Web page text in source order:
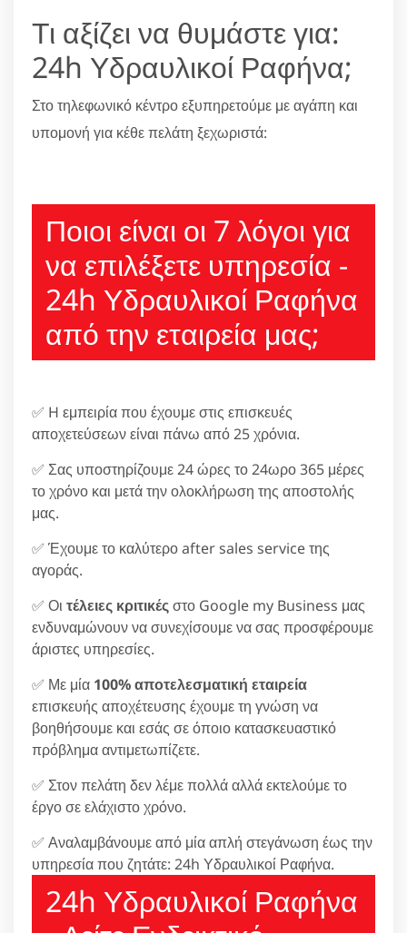
Τι αξίζει να θυμάστε για:
24h Υδραυλικοί Ραφήνα;
Στο τηλεφωνικό κέντρο εξυπηρετούμε με αγάπη και
υπομονή για κέθε πελάτη ξεχωριστά:
Ποιοι είναι οι 7 λόγοι για
να επιλέξετε υπηρεσία -
24h Υδραυλικοί Ραφήνα
από την εταιρεία μας;
✅ H εμπειρία που έχουμε στις επισκευές
αποχετεύσεων είναι πάνω από 25 χρόνια.
✅ Σας υποστηρίζουμε 24 ώρες το 24ωρο 365 μέρες
το χρόνο και μετά την ολοκλήρωση της αποστολής
μας.
✅ Έχουμε το καλύτερο after sales service της
αγοράς.
✅ Οι τέλειες κριτικέςστο Google my Business μας
ενδυναμώνουν να συνεχίσουμε να σας προσφέρουμε
άριστες υπηρεσίες.
✅ Με μία 100% αποτελεσματική εταιρεία
επισκευής αποχέτευσης έχουμε τη γνώση να
βοηθήσουμε και εσάς σε όποιο κατασκευαστικό
πρόβλημα αντιμετωπίζετε.
✅ Στον πελάτη δεν λέμε πολλά αλλά εκτελούμε το
έργο σε ελάχιστο χρόνο.
✅ Αναλαμβάνουμε από μία απλή στεγάνωση έως την
υπηρεσία που ζητάτε: 24h Υδραυλικοί Ραφήνα.
24h Υδραυλικοί Ραφήνα